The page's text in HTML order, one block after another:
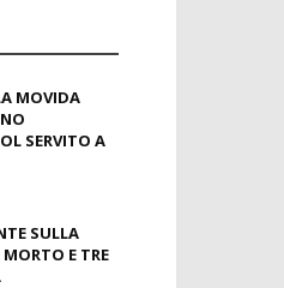
MOVIDA
SERVITO A